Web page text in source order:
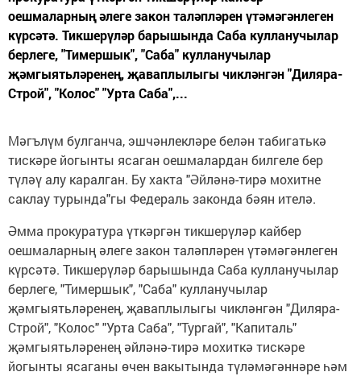
оешмаларның әлеге закон таләпләрен үтә­мәгәнлеген
күрсәтә. Тикшерүләр барышында Саба кулланучылар
берлеге, "Тимершык", "Саба" кулланучылар
җәмгыятьләренең, җаваплылыгы чикләнгән "Диляра-
Строй", "Колос" "Урта Саба",...
Мәгълүм булганча, эшчәнлекләре белән табигатькә
тис­кәре йогынты ясаган оешмалардан билгеле бер
түләү алу каралган. Бу хакта "Әйләнә-тирә мохитне
саклау турында"гы Федераль законда бәян ителә.
Әмма прокуратура үткәргән тикшерүләр кайбер
оешмаларның әлеге закон таләпләрен үтә­мәгәнлеген
күрсәтә. Тикшерүләр барышында Саба кулланучылар
берлеге, "Тимершык", "Саба" кулланучылар
җәмгыятьләренең, җаваплылыгы чикләнгән "Диляра-
Строй", "Колос" "Урта Саба", "Тургай", "Капиталь"
җәмгыятьләренең әйләнә-тирә мохиткә тискәре
йогынты ясаганы өчен вакытында тү­лә­мәгәннәре һәм